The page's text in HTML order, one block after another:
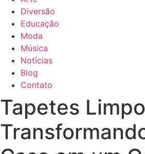
Diversão
Educação
Moda
Música
Notícias
Blog
Contato
Tapetes